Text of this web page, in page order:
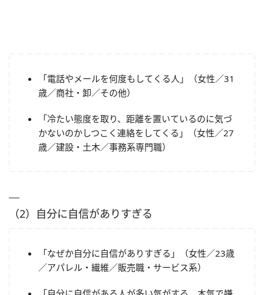
「電話やメールを何度もしてくる人」（女性／31
歳／商社・卸／その他）
「冷たい態度を取り、距離を置いているのに気づ
かないのかしつこく連絡をしてくる」（女性／27
歳／建設・土木／事務系専門職）
（2）自分に自信がありすぎる
「なぜか自分に自信がありすぎる」（女性／23歳
／アパレル・繊維／販売職・サービス系）